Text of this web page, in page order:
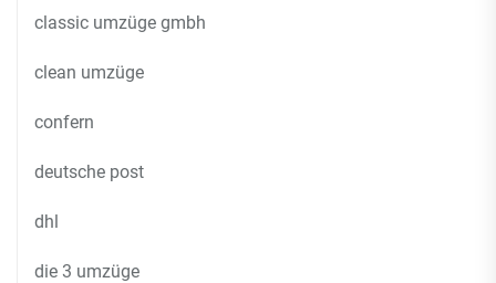
classic umzüge gmbh
clean umzüge
confern
deutsche post
dhl
die 3 umzüge